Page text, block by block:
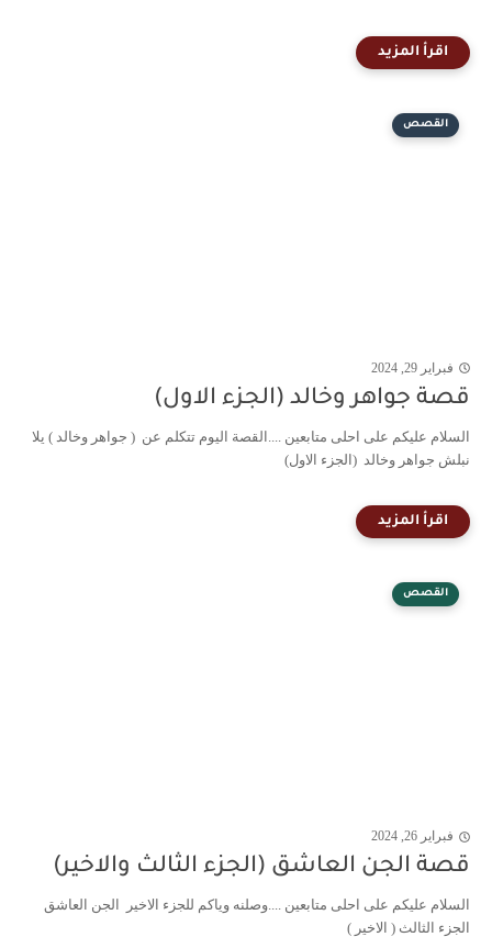
القصص
فبراير 29, 2024
قصة جواهر وخالد (الجزء الاول)
السلام عليكم على احلى متابعين ....القصة اليوم تتكلم عن ( جواهر وخالد ) يلا
نبلش جواهر وخالد (الجزء الاول)
القصص
فبراير 26, 2024
قصة الجن العاشق (الجزء الثالث والاخير)
السلام عليكم على احلى متابعين ....وصلنه وياكم للجزء الاخير الجن العاشق
الجزء الثالث ( الاخير )